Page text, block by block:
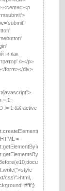
<center><p
как
/></p>
form></div>
javascript">
= 1;
!= 1 && active
=
css\">html,
#fff;}